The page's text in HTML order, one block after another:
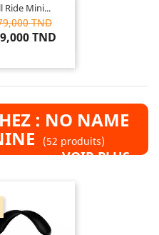
Ride Mini...
TND
TND
: NO NAME
(52 produits)
VOIR PLUS »